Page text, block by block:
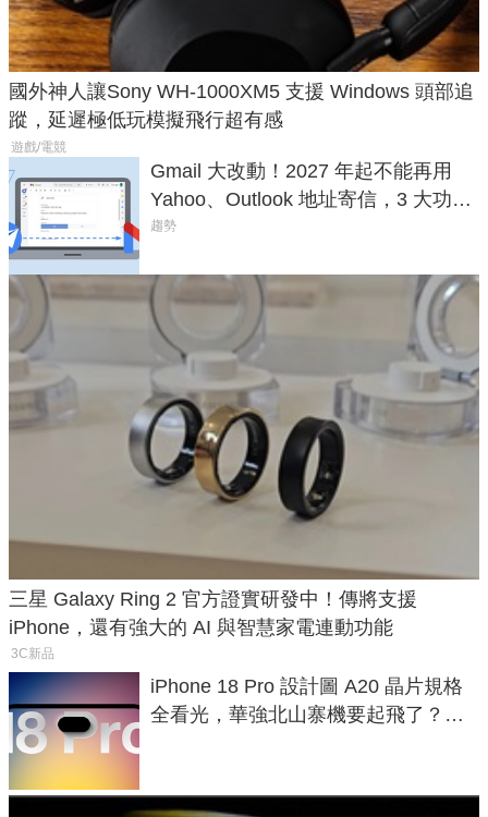
國外神人讓Sony WH-1000XM5 支援 Windows 頭部追
蹤，延遲極低玩模擬飛行超有感
遊戲/電競
Gmail 大改動！2027 年起不能再用
Yahoo、Outlook 地址寄信，3 大功能
將停用
趨勢
三星 Galaxy Ring 2 官方證實研發中！傳將支援
iPhone，還有強大的 AI 與智慧家電連動功能
3C新品
iPhone 18 Pro 設計圖 A20 晶片規格
全看光，華強北山寨機要起飛了？專